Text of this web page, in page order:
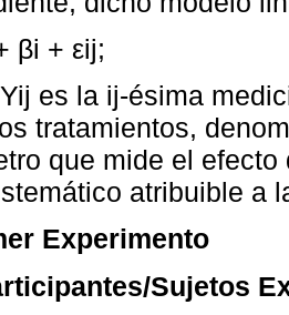
βi + εij;
es la ij-ésima
tratamientos,
que mide el
atribuible a
Experimento
Sujetos